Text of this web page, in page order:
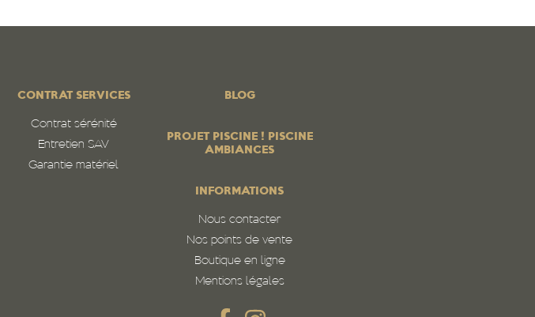
CONTRAT SERVICES
Contrat sérénité
Entretien SAV
Garantie matériel
BLOG
PROJET PISCINE ! PISCINE
AMBIANCES
INFORMATIONS
Nous contacter
Nos points de vente
Boutique en ligne
Mentions légales